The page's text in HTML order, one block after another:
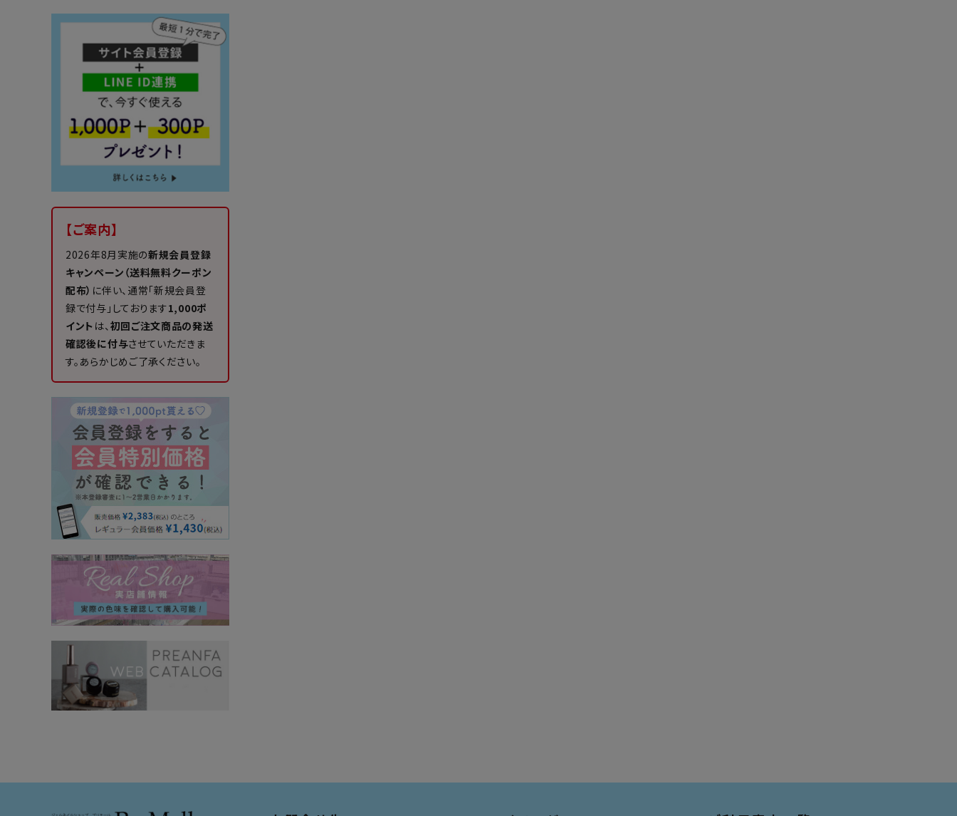
【ご案内】
2026年8月実施の新規会員登録
キャンペーン（送料無料クーポン
配布） に伴い、通常「新規会員登
録で付与」しております1,000ポ
イント は、初回ご注文商品の発送
確認後に付与させていただきま
す。あらかじめご了承ください。